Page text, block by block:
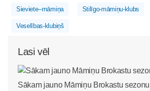
Sieviete--māmiņa Stilīgo-māmiņu-klubs
Veselības-klubiņš
Lasi vēl
Sākam jauno Māmiņu Brokastu